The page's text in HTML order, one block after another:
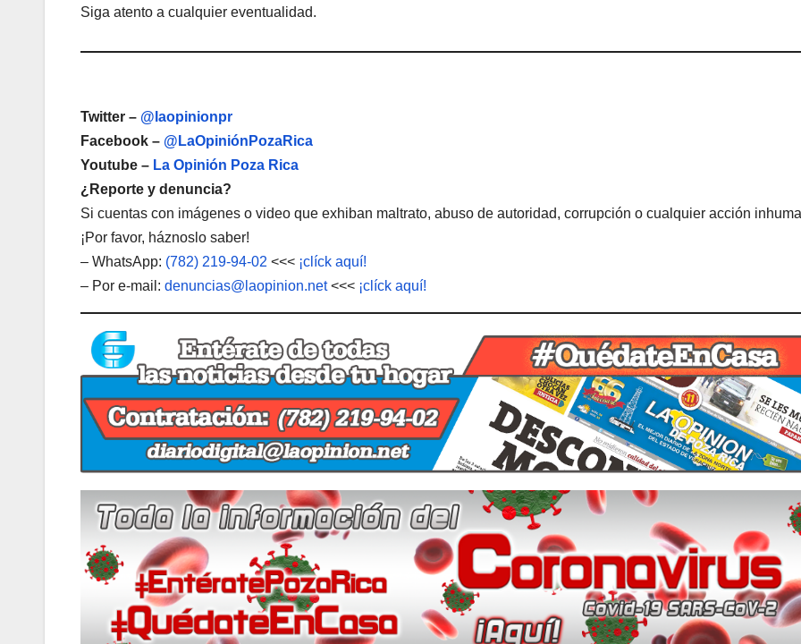
Siga atento a cualquier eventualidad.
Twitter – @laopinionpr
Facebook – @LaOpiniónPozaRica
Youtube – La Opinión Poza Rica
¿Reporte y denuncia?
Si cuentas con imágenes o video que exhiban maltrato, abuso de autoridad, corrupción o cualquier acción
¡Por favor, háznoslo saber!
– WhatsApp: (782) 219-94-02 <<< ¡clíck aquí!
– Por e-mail: denuncias@laopinion.net<<< ¡clíck aquí!